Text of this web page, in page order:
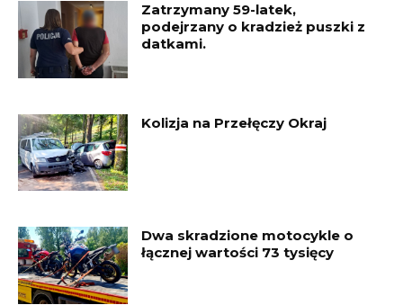
Zatrzymany 59-latek,
podejrzany o kradzież puszki z
datkami.
Kolizja na Przełęczy Okraj
Dwa skradzione motocykle o
łącznej wartości 73 tysięcy